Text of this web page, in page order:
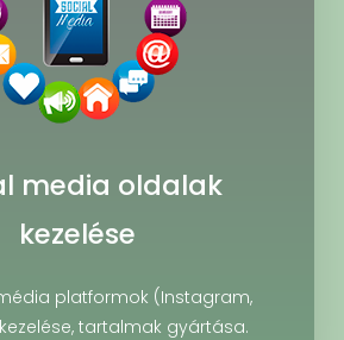
media oldalak
kezelése
platformok (Instagram,
tartalmak gyártása.